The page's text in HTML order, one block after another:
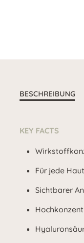
BESCHREIBUNG
KEY FACTS
Für jede
Sichtbarer